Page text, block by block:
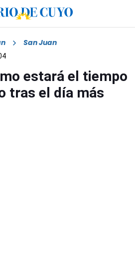
San Juan
estará el tiempo
tras el día más